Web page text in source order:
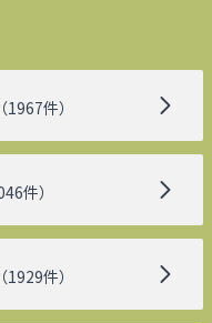
（1967件）
件）
（1929件）